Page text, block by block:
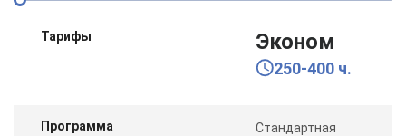
Тарифы Эконом
250-400 ч.
Программа
Стандартная